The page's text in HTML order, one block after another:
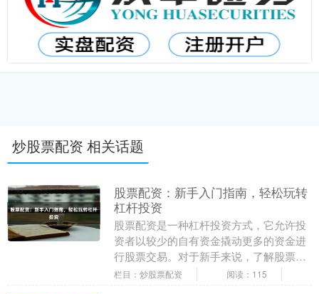
炒股票配资 相关话题
股票配资：新手入门指南，轻松玩转
杠杆投资
股票配资是一种杠杆投资方式，它允许投
资者以较少的自有资金撬动更多的资金进
行股票交易。对于新手来说，了解股票配
资的基本知识至关重要。 **配资流程** 1.
栏目：炒股票配资 阅读：115